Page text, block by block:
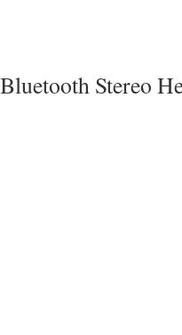
Bluetooth Stereo